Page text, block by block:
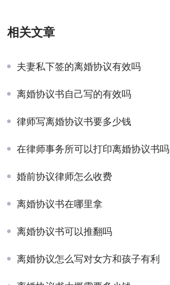
相关文章
夫妻私下签的离婚协议有效吗
离婚协议书自己写的有效吗
律师写离婚协议书要多少钱
在律师事务所可以打印离婚协议书吗
婚前协议律师怎么收费
离婚协议书在哪里拿
离婚协议书可以推翻吗
离婚协议怎么写对女方和孩子有利